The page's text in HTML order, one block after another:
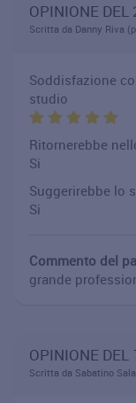
OPINIONE
Scritta da Danny Riva
Soddisfazione
studio
Ritornerebbe
Si
Suggerirebbe lo
Si
Commento del
grande
OPINIONE
Scritta da Sabatino